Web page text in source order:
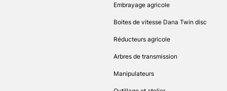
Embrayage agricole
Boites de vitesse Dana Twin disc
Réducteurs agricole
Arbres de transmission
Manipulateurs